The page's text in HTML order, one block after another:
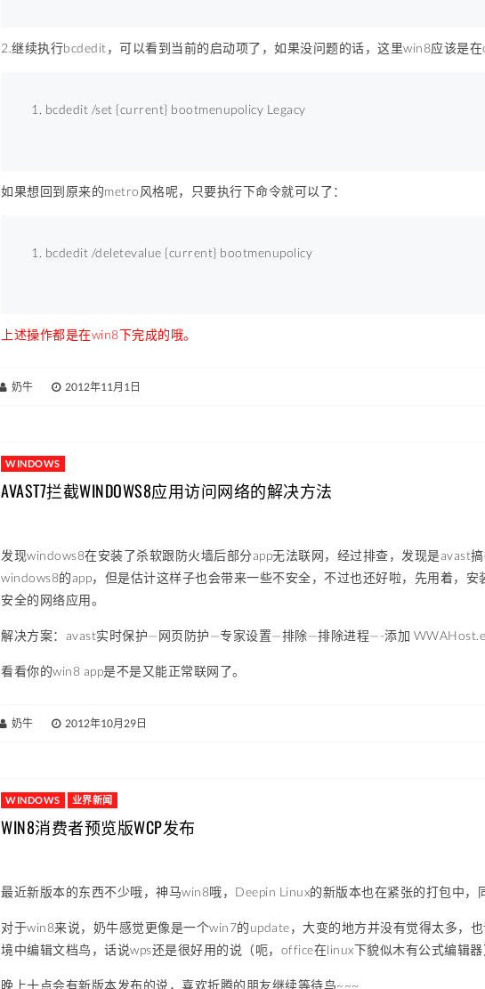
2.继续执行bcdedit，可以看到当前的启动项了，如果没问题的话，这里win8应该是
bcdedit /set {current} bootmenupolicy Legacy
如果想回到原来的metro风格呢，只要执行下命令就可以了：
bcdedit /deletevalue {current} bootmenupolicy
上述操作都是在win8下完成的哦。
奶牛 2012年11月1日
WINDOWS
AVAST7拦截WINDOWS8应用访问网络的解决方法
发现windows8在安装了杀软跟防火墙后部分app无法联网，经过排查，发现是avast
windows8的app，但是估计这样子也会带来一些不安全，不过也还好啦，先用着，
安全的网络应用。
解决方案：avast实时保护—网页防护—专家设置—排除—排除进程—-添加
看看你的win8 app是不是又能正常联网了。
奶牛 2012年10月29日
WINDOWS 业界新闻
WIN8消费者预览版WCP发布
最近新版本的东西不少哦，神马win8哦，Deepin Linux的新版本也在紧张的打包中，
对于win8来说，奶牛感觉更像是一个win7的update，大变的地方并没有觉得太多，
境中编辑文档鸟，话说wps还是很好用的说（呃，office在linux下貌似木有公式编辑器
晚上十点会有新版本发布的说，喜欢折腾的朋友继续等待鸟~~~